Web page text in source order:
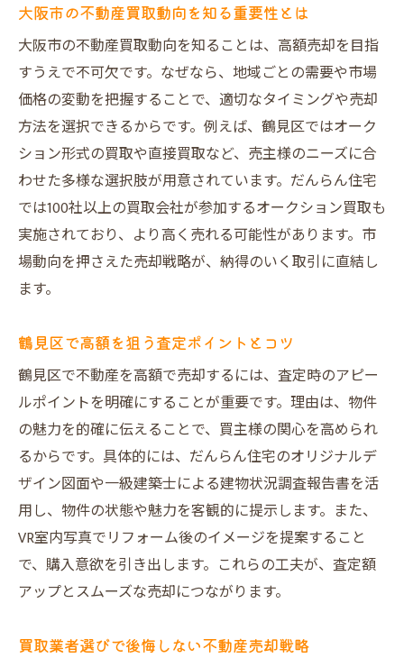
査定から売却までの新しい流れを知ろう
売却価格アップに繋がる工夫と準備法
だんらん住宅を活用した後悔しない売却術
不動産売却の新常識を徹底的に解説
売却を有利に進めるためのチェックポイント
大阪市の不動産査定で押さえるべき要素
買取業者との交渉で損しないための知恵
売却本舗や他社と比較する際の注意点
だんらん住宅が行う丁寧なサポートの実際
安心して任せられる不動産売却先の条件
プレミアム仲介で集客力が2倍になる理由
オリジナル図面活用の集客効果を紹介
大阪市の不動産売却に強い理由とは
建築士による調査が選ばれるポイント
VR写真で買主の心を掴む工夫と実績
だんらん住宅の独自仲介が差を生む秘訣
集客力2倍で不動産売却に圧倒的な強み
オークション買取で理想価格を目指す方法
オークション参加業者との賢い交渉術
大阪市の不動産買取動向を知る重要性とは
大阪市の不動産買取動向を知ることは、高額売却を目指
すうえで不可欠です。なぜなら、地域ごとの需要や市場
価格の変動を把握することで、適切なタイミングや売却
方法を選択できるからです。例えば、鶴見区ではオーク
ション形式の買取や直接買取など、売主様のニーズに合
わせた多様な選択肢が用意されています。だんらん住宅
では100社以上の買取会社が参加するオークション買取も
実施されており、より高く売れる可能性があります。市
場動向を押さえた売却戦略が、納得のいく取引に直結し
ます。
鶴見区で高額を狙う査定ポイントとコツ
鶴見区で不動産を高額で売却するには、査定時のアピー
ルポイントを明確にすることが重要です。理由は、物件
の魅力を的確に伝えることで、買主様の関心を高められ
るからです。具体的には、だんらん住宅のオリジナルデ
ザイン図面や一級建築士による建物状況調査報告書を活
用し、物件の状態や魅力を客観的に提示します。また、
VR室内写真でリフォーム後のイメージを提案すること
で、購入意欲を引き出します。これらの工夫が、査定額
アップとスムーズな売却につながります。
買取業者選びで後悔しない不動産売却戦略